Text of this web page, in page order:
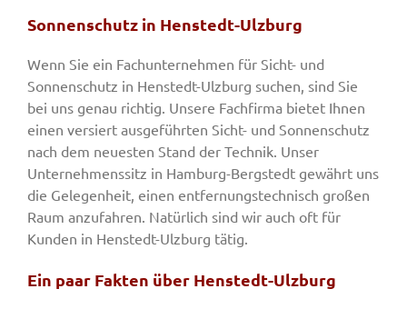
Sonnenschutz in Henstedt-Ulzburg
Wenn Sie ein Fachunternehmen für Sicht- und
Sonnenschutz in Henstedt-Ulzburg suchen, sind Sie
bei uns genau richtig. Unsere Fachfirma bietet Ihnen
einen versiert ausgeführten Sicht- und Sonnenschutz
nach dem neuesten Stand der Technik. Unser
Unternehmenssitz in Hamburg-Bergstedt gewährt uns
die Gelegenheit, einen entfernungstechnisch großen
Raum anzufahren. Natürlich sind wir auch oft für
Kunden in Henstedt-Ulzburg tätig.
Ein paar Fakten über Henstedt-Ulzburg